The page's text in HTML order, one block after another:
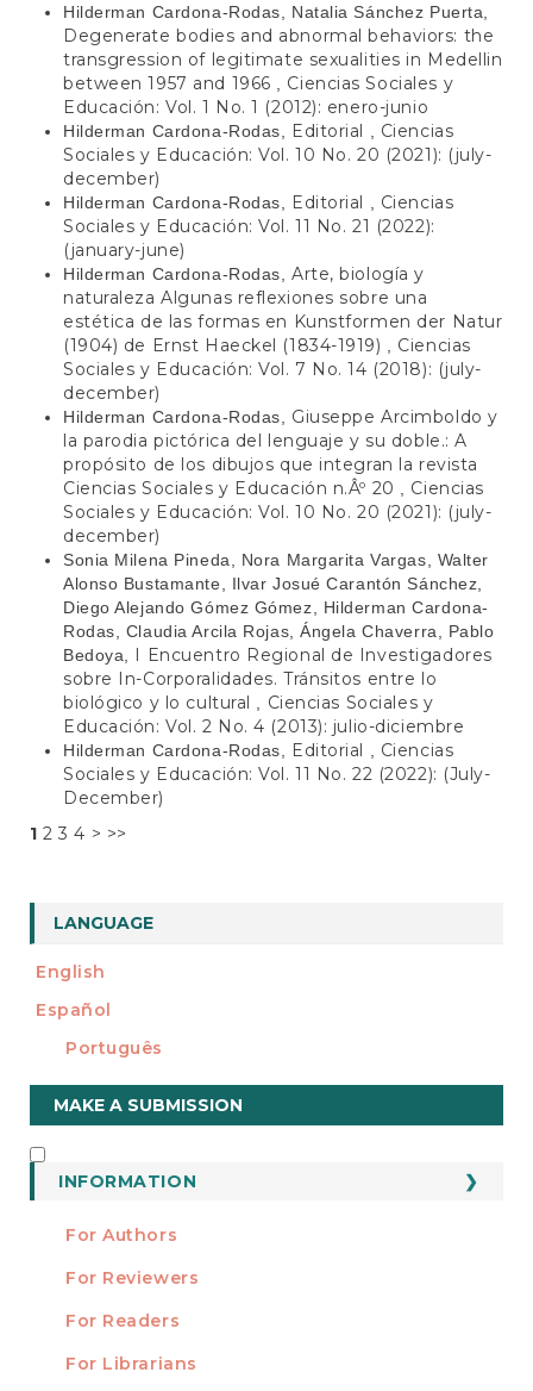
Hilderman Cardona-Rodas, Natalia Sánchez Puerta,
Degenerate bodies and abnormal behaviors: the
transgression of legitimate sexualities in Medellin
between 1957 and 1966
Ciencias Sociales y
Educación: Vol. 1 No. 1 (2012): enero-junio
Hilderman Cardona-Rodas, Editorial
Ciencias
Sociales y Educación: Vol. 10 No. 20 (2021): (july-
december)
Hilderman Cardona-Rodas, Editorial
Ciencias
Sociales y Educación: Vol. 11 No. 21 (2022):
(january-june)
Hilderman Cardona-Rodas, Arte, biología y
naturaleza Algunas reflexiones sobre una
estética de las formas en Kunstformen der Natur
(1904) de Ernst Haeckel (1834-1919)
Ciencias
Sociales y Educación: Vol. 7 No. 14 (2018): (july-
december)
Hilderman Cardona-Rodas, Giuseppe Arcimboldo y
la parodia pictórica del lenguaje y su doble.: A
propósito de los dibujos que integran la revista
Ciencias Sociales y Educación n.Âº 20
Ciencias
Sociales y Educación: Vol. 10 No. 20 (2021): (july-
december)
Sonia Milena Pineda, Nora Margarita Vargas, Walter
Alonso Bustamante, Ilvar Josué Carantón Sánchez,
Diego Alejando Gómez Gómez, Hilderman Cardona-
Rodas, Claudia Arcila Rojas, Ángela Chaverra, Pablo
Bedoya, I Encuentro Regional de Investigadores
sobre In-Corporalidades. Tránsitos entre lo
biológico y lo cultural
Ciencias Sociales y
Educación: Vol. 2 No. 4 (2013): julio-diciembre
Hilderman Cardona-Rodas, Editorial
Ciencias
Sociales y Educación: Vol. 11 No. 22 (2022): (July-
December)
1 2 3 4 > >>
LANGUAGE
English
Español
Português
Make
a
Submission
MAKE A SUBMISSION
INFORMATION
For Authors
For Reviewers
For Readers
For Librarians